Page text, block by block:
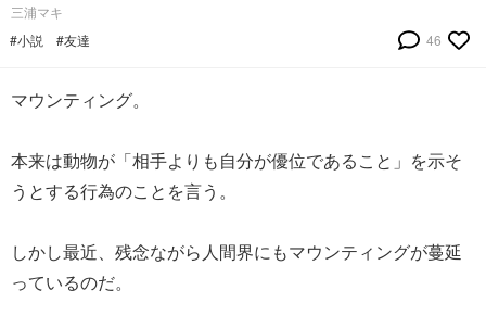
三浦マキ
#小説
#友達 46
マウンティング。
本来は動物が「相手よりも自分が優位であること」を示そ
うとする行為のことを言う。
しかし最近、残念ながら人間界にもマウンティングが蔓延
っているのだ。